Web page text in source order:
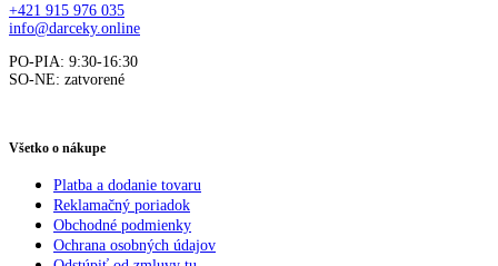
+421 915 976 035
info@darceky.online
PO-PIA: 9:30-16:30
SO-NE: zatvorené
Všetko o nákupe
Platba a dodanie tovaru
Reklamačný poriadok
Obchodné podmienky
Ochrana osobných údajov